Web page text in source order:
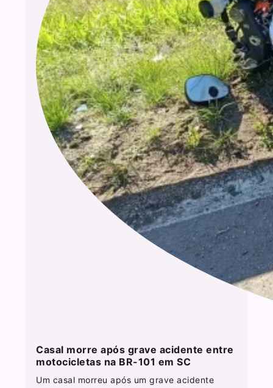
Casal morre após grave acidente entre
motocicletas na BR-101 em SC
Um casal morreu após um grave acidente